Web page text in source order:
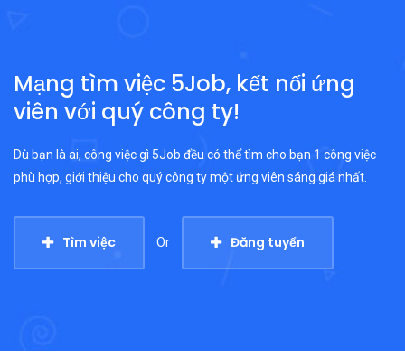
Mạng tìm việc 5Job, kết nối ứng
viên với quý công ty!
Dù bạn là ai, công việc gì 5Job đều có thể tìm cho bạn 1 công việc
phù hợp, giới thiệu cho quý công ty một ứng viên sáng giá nhất.
Tìm việc Or Đăng tuyển